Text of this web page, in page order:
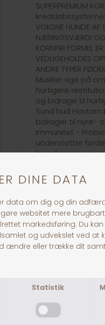
SUPERPREMIUM
kredsløbssystemet
VOKSNE HUNDE AF
NÆRINGSVÆRDI OG
KORNFRI FORMEL
VEDLIGEHOLDES
ANDRE TYPER
Muskler rige på
hurtigere
og bidrage til
Sund hud
bidrager til nyre-
Immunitet -
understøtter
booster
Fragt fra 39,-
1-3 dages